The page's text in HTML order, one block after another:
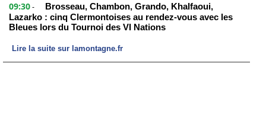
09:30 -
Brosseau, Chambon, Grando, Khalfaoui,
Lazarko : cinq Clermontoises au rendez-vous avec les
Bleues lors du Tournoi des VI Nations
Lire la suite sur lamontagne.fr